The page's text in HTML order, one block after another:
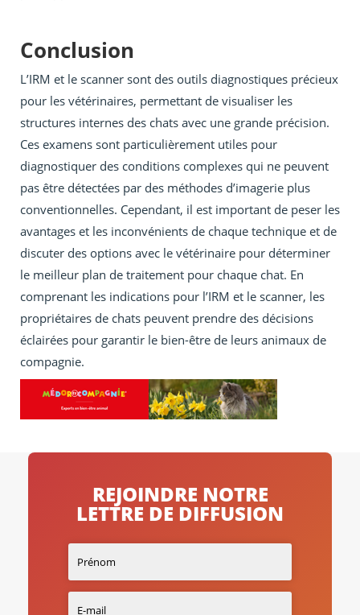
Conclusion
L’IRM et le scanner sont des outils diagnostiques précieux
pour les vétérinaires, permettant de visualiser les
structures internes des chats avec une grande précision.
Ces examens sont particulièrement utiles pour
diagnostiquer des conditions complexes qui ne peuvent
pas être détectées par des méthodes d’imagerie plus
conventionnelles. Cependant, il est important de peser les
avantages et les inconvénients de chaque technique et de
discuter des options avec le vétérinaire pour déterminer
le meilleur plan de traitement pour chaque chat. En
comprenant les indications pour l’IRM et le scanner, les
propriétaires de chats peuvent prendre des décisions
éclairées pour garantir le bien-être de leurs animaux de
compagnie.
REJOINDRE NOTRE
LETTRE DE DIFFUSION